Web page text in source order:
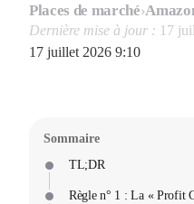
Places de marché›
Dernière mise à jour : 17
17 juillet 2026 9:10
Sommaire
TL;DR
Règle n° 1 : La « Profit